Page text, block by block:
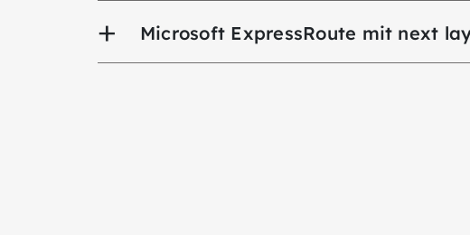
Microsoft ExpressRoute mit next